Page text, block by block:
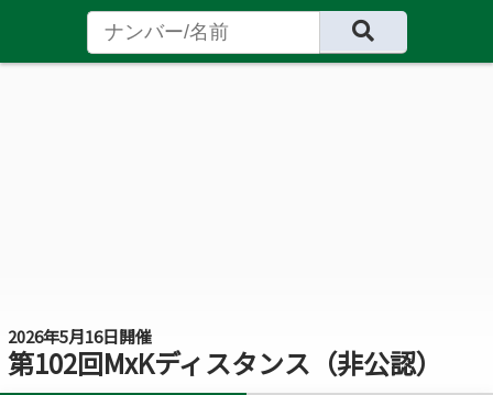
2026年5月16日開催
第102回MxKディスタンス（非公認）